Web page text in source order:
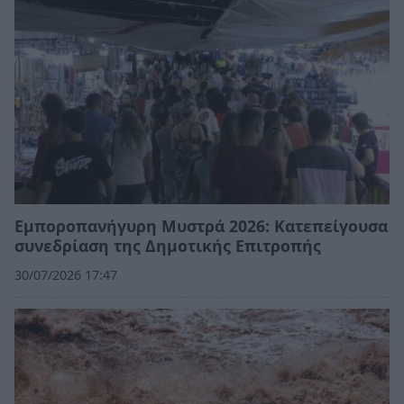
Εμποροπανήγυρη Μυστρά 2026: Κατεπείγουσα
συνεδρίαση της Δημοτικής Επιτροπής
30/07/2026 17:47